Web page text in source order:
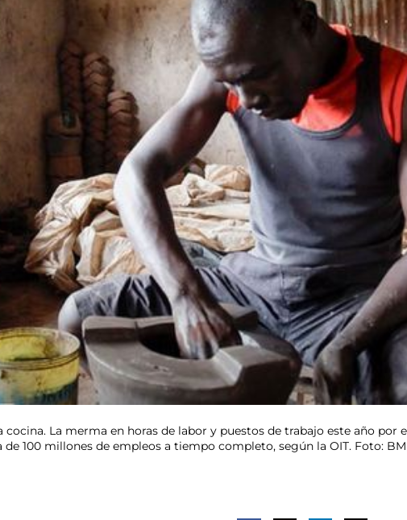
cocina. La merma en horas de labor y puestos de trabajo este año
100 millones de empleos a tiempo completo, según la OIT. Foto: BM